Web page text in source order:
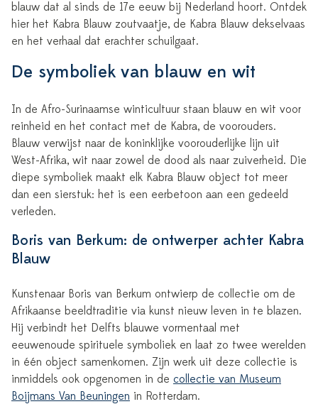
blauw dat al sinds de 17e eeuw bij Nederland hoort. Ontdek
hier het Kabra Blauw zoutvaatje, de Kabra Blauw dekselvaas
en het verhaal dat erachter schuilgaat.
De symboliek van blauw en wit
In de Afro-Surinaamse winticultuur staan blauw en wit voor
reinheid en het contact met de Kabra, de voorouders.
Blauw verwijst naar de koninklijke voorouderlijke lijn uit
West-Afrika, wit naar zowel de dood als naar zuiverheid. Die
diepe symboliek maakt elk Kabra Blauw object tot meer
dan een sierstuk: het is een eerbetoon aan een gedeeld
verleden.
Boris van Berkum: de ontwerper achter Kabra
Blauw
Kunstenaar Boris van Berkum ontwierp de collectie om de
Afrikaanse beeldtraditie via kunst nieuw leven in te blazen.
Hij verbindt het Delfts blauwe vormentaal met
eeuwenoude spirituele symboliek en laat zo twee werelden
in één object samenkomen. Zijn werk uit deze collectie is
inmiddels ook opgenomen in de collectie van Museum
Boijmans Van Beuningen in Rotterdam.